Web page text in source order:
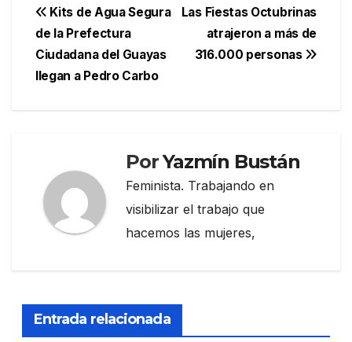
Navegación
de
entradas
Las Fiestas Octubrinas
atrajeron a más de
316.000 personas
Kits de Agua Segura
de la Prefectura
Ciudadana del Guayas
llegan a Pedro Carbo
PorYazmín Bustán
Feminista. Trabajando en
visibilizar el trabajo que
hacemos las mujeres,
Entrada relacionada